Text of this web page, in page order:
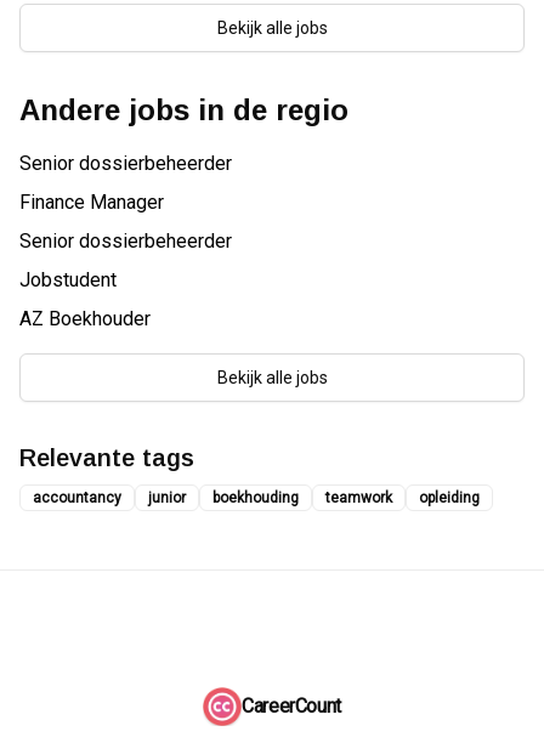
Bekijk alle jobs
Andere jobs in de regio
Senior dossierbeheerder
Finance Manager
Senior dossierbeheerder
Jobstudent
AZ Boekhouder
Bekijk alle jobs
Relevante tags
accountancy junior boekhouding teamwork opleiding
CareerCount